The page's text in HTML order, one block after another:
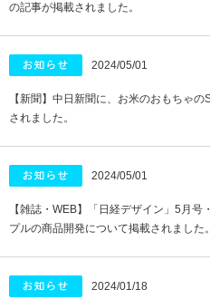
の記事が掲載されました。
2024/05/01
【新聞】中日新聞に、お米のおもちゃ
されました。
2024/05/01
【雑誌・WEB】「日経デザイン」5月
プルの商品開発について掲載されました。
2024/01/18